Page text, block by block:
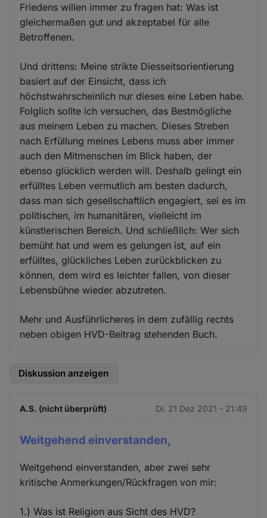
Friedens willen immer zu fragen hat: Was ist
gleichermaßen gut und akzeptabel für alle
Betroffenen.
Und drittens: Meine strikte Diesseitsorientierung
basiert auf der Einsicht, dass ich
höchstwahrscheinlich nur dieses eine Leben habe.
Folglich sollte ich versuchen, das Bestmögliche
aus meinem Leben zu machen. Dieses Streben
nach Erfüllung meines Lebens muss aber immer
auch den Mitmenschen im Blick haben, der
ebenso glücklich werden will. Deshalb gelingt ein
erfülltes Leben vermutlich am besten dadurch,
dass man sich gesellschaftlich engagiert, sei es im
politischen, im humanitären, vielleicht im
künstlerischen Bereich. Und schließlich: Wer sich
bemüht hat und wem es gelungen ist, auf ein
erfülltes, glückliches Leben zurückblicken zu
können, dem wird es leichter fallen, von dieser
Lebensbühne wieder abzutreten.
Mehr und Ausführlicheres in dem zufällig rechts
neben obigen HVD-Beitrag stehenden Buch.
Diskussion anzeigen
A.S. (nicht überprüft) Di. 21 Dez 2021 - 21:49
Weitgehend einverstanden,
Weitgehend einverstanden, aber zwei sehr
kritische Anmerkungen/Rückfragen von mir:
1.) Was ist Religion aus Sicht des HVD?